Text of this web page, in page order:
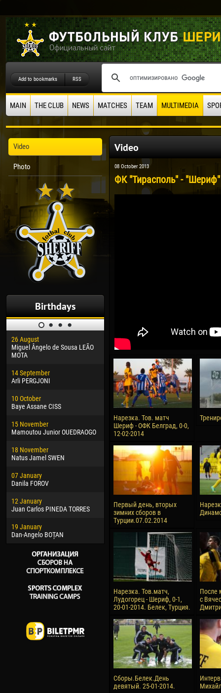
Add to bookmarks RSS
MAIN THE CLUB NEWS MATCHES TEAM MULTIMEDIA
Video
Photo
Birthdays
26 August
Miguel Ângelo de Sousa LEÃO
MOTA
14 September
Arli PERGJONI
10 October
Baye Assane CISS
15 November
Mamoutou Junior OUEDRAOGO
18 November
Natus Jamel SWEN
07 January
Danila FOROV
12 January
Juan Carlos PINEDA TORRES
19 January
Dan-Angelo BOȚAN
30 January
Dhoraso Moreo KLAS
24 February
Vladislav COSTIN
02 March
Veaceslav COZMA
09 March
Emmanuel AFETSE
Jayder Moreno ASPRILLA
Samba KONÉ
26 March
Vitor Hugo Morais de OLIVEIRA
28 March
Raí LOPES DE OLIVEIRA
04
13
15
28
10
Video
08 October 2013
ФК "Тирасполь" -
Нарезка. Тов. матч
Шериф - ОФК Белград, 0-0,
12-02-2014
Первый день, вторых
зимних сборов в
Турции.07.02.2014
Нарезка. Тов.матч,
Лудогорец - Шериф, 0-1,
20-01-2014. Белек, Турция.
После
с
Сборы.Белек.День
девятый. 25-01-2014.